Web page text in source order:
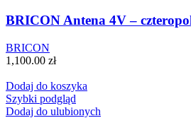
BRICON Antena 4V –
BRICON
1,100.00 zł
Dodaj do koszyka
Szybki podgląd
Dodaj do ulubionych